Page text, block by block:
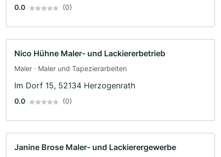
0.0 (0)
Nico Hühne Maler- und Lackiererbetrieb
Maler · Maler und Tapezierarbeiten
Im Dorf 15, 52134 Herzogenrath
0.0 (0)
Janine Brose Maler- und Lackierergewerbe